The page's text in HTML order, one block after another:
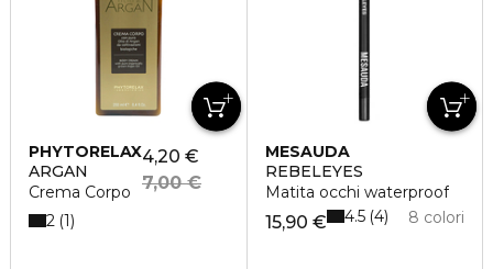
PHYTORELAX
ARGAN
Crema Corpo
4,20 €
7,00 €
2 1
MESAUDA
REBELEYES
Matita occhi waterproof
15,90 € 8 colori
4.5 4